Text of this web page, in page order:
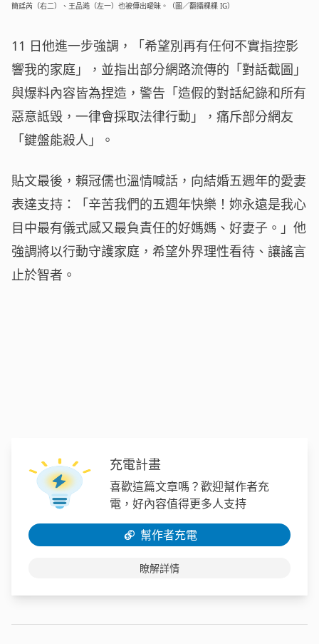
簡廷芮（右二）、王品澔（左一）也被傳出曖昧。（圖／翻攝粿粿 IG）
11 日他進一步強調，「希望別再有任何不實指控影
響我的家庭」，並指出部分網路流傳的「對話截圖」
與爆料內容皆為捏造，警告「造假的對話紀錄和所有
惡意詆毀，一律會採取法律行動」，痛斥部分網友
「鍵盤能殺人」。
貼文最後，賴冠儒也溫情喊話，向結婚五週年的愛妻
表達支持：「辛苦我們的五週年快樂！妳永遠是我心
目中最有儀式感又最負責任的好媽媽、好妻子。」他
強調將以行動守護家庭，希望外界理性看待、讓謠言
止於智者。
充電計畫
喜歡這篇文章嗎？歡迎幫作者充
電，好內容值得更多人支持
幫作者充電
瞭解詳情